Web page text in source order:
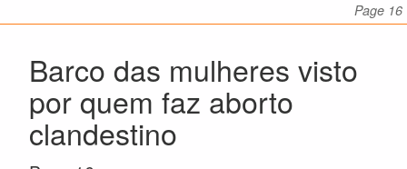
Page 16
Barco das mulheres visto
por quem faz aborto
clandestino